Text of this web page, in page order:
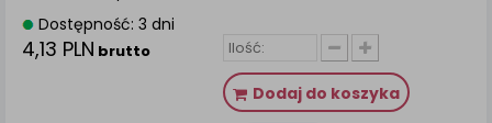
Dostępność: 3 dni
4,13 PLN brutto
Dodaj do koszyka